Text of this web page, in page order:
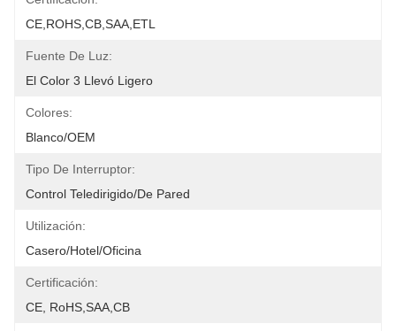
CE,ROHS,CB,SAA,ETL
Fuente De Luz:
El Color 3 Llevó Ligero
Colores:
Blanco/OEM
Tipo De Interruptor:
Control Teledirigido/de Pared
Utilización:
Casero/hotel/oficina
Certificación:
CE, RoHS,SAA,CB